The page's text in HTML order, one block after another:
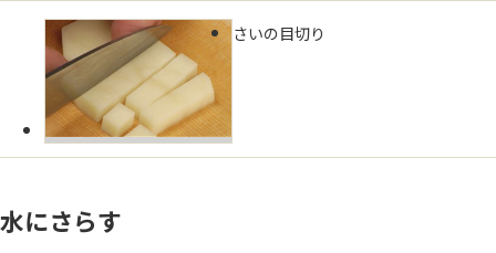
さいの目切り
水にさらす